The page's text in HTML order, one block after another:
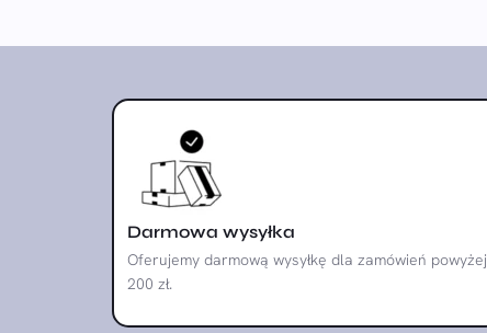
Darmowa wysyłka
Oferujemy darmową wysyłkę dla zamówień powyżej
200 zł.